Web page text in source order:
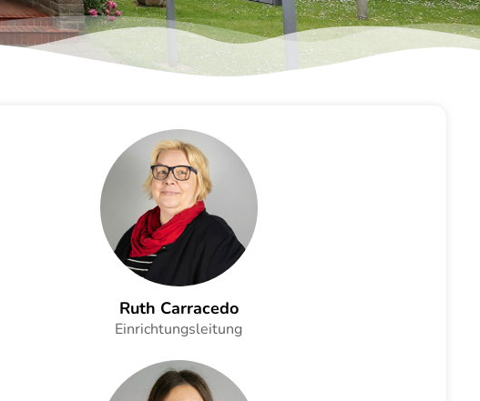
Ruth Carracedo
Einrichtungsleitung